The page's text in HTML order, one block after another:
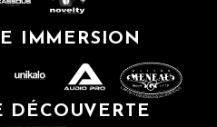
IMMERSION
DÉCOUVERTE